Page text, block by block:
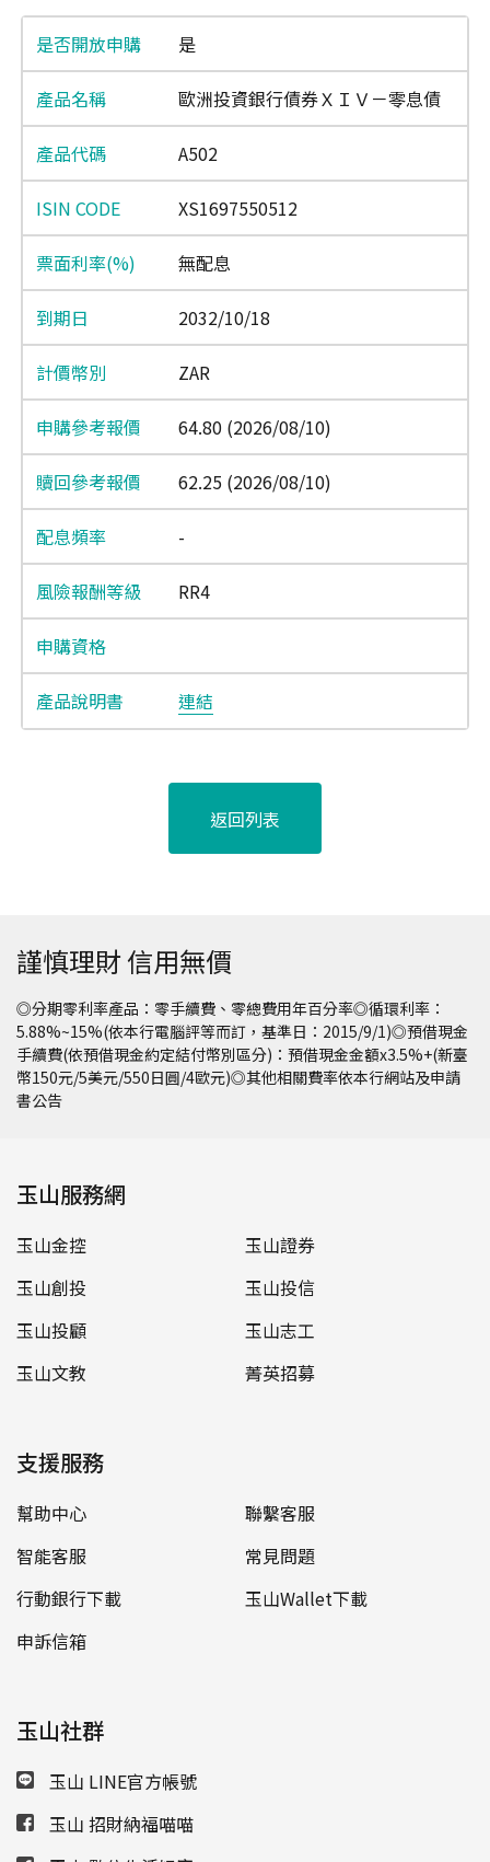
是
歐洲投資銀行債券ＸＩＶ－零息債
A502
XS1697550512
無配息
2032/10/18
ZAR
64.80 (2026/08/10)
62.25 (2026/08/10)
-
RR4
連結
返回列表
謹慎理財 信用無價
◎分期零利率產品：零手續費、零總費用年百分率◎循環利率：
5.88%~15%(依本行電腦評等而訂，基準日：2015/9/1)◎預借現金
手續費(依預借現金約定結付幣別區分)：預借現金金額x3.5%+(新臺
幣150元/5美元/550日圓/4歐元)◎其他相關費率依本行網站及申請
書公告
玉山服務網
玉山金控
玉山證券
玉山創投
玉山投信
玉山投顧
玉山志工
玉山文教
菁英招募
支援服務
幫助中心
聯繫客服
智能客服
常見問題
行動銀行下載
玉山Wallet下載
申訴信箱
玉山社群
玉山 LINE官方帳號
玉山 招財納福喵喵